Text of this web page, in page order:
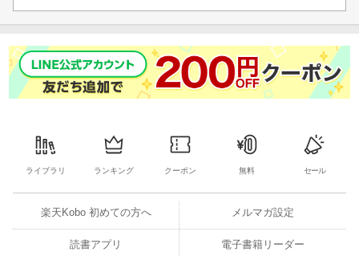
ライブラリ ランキング クーポン 無料 セール
楽天Kobo 初めての方へ メルマガ設定
読書アプリ 電子書籍リーダー